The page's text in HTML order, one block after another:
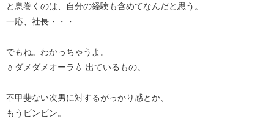
と息巻くのは、自分の経験も含めてなんだと思う。
一応、社長・・・
でもね。わかっちゃうよ。
💧ダメダメオーラ💧 出ているもの。
不甲斐ない次男に対するがっかり感とか、
もうビンビン。